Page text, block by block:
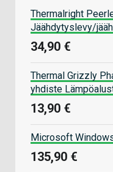
Thermalright
Jäähdytyslevy/
34,90 €
Thermal Grizzly
yhdiste
13,90 €
Microsoft
135,90 €